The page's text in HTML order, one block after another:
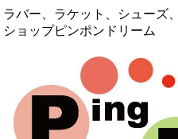
ラバー、ラケット、シューズ
ショップピンポンドリーム